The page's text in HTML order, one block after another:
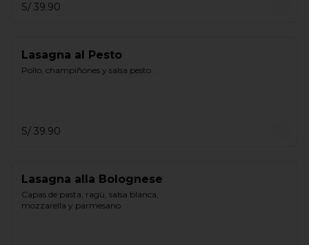
S/ 39.90
Lasagna al Pesto
Pollo, champiñones y salsa pesto.
S/ 39.90
Lasagna alla Bolognese
Capas de pasta, ragù, salsa blanca,
mozzarella y parmesano